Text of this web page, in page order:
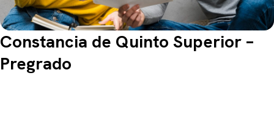
Constancia de Quinto Superior –
Pregrado